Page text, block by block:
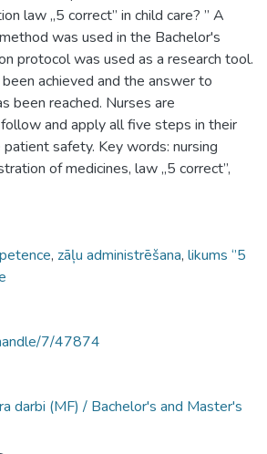
law „5 correct” in child care? ” A
was used in the Bachelor's
protocol was used as a research tool.
achieved and the answer to
been reached. Nurses are
and apply all five steps in their
safety. Key words: nursing
of medicines, law „5 correct”,
, zāļu administrēšana, likums ‘’5
7/47874
darbi (MF) / Bachelor's and Master's